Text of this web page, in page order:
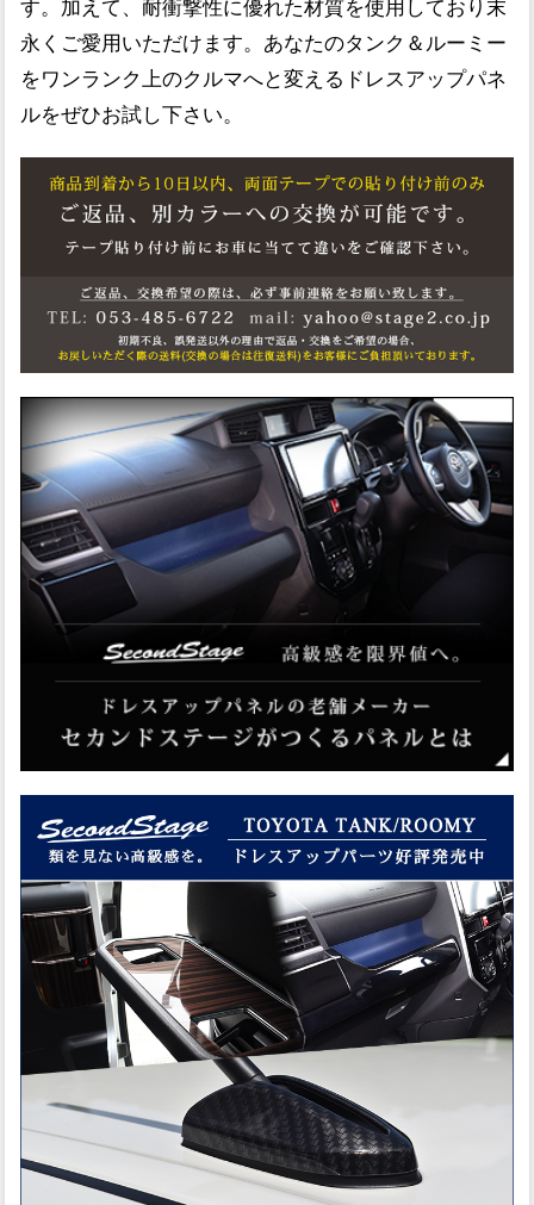
す。加えて、耐衝撃性に優れた材質を使用しており末
永くご愛用いただけます。あなたのタンク＆ルーミー
をワンランク上のクルマへと変えるドレスアップパネ
ルをぜひお試し下さい。